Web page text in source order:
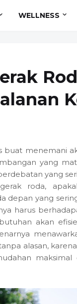
WELLNESS
menemani
yang
yang
roda,
depan yang
harus
akan
alasan,
maksimal